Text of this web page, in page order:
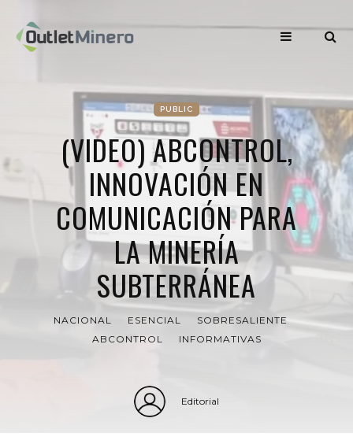
PUBLIC
(VIDEO) ABCONTROL,
INNOVACIÓN EN
COMUNICACIÓN PARA
LA MINERÍA
SUBTERRÁNEA
NACIONAL ESENCIAL
SOBRESALIENTE
ABCONTROL
INFORMATIVAS
Editorial